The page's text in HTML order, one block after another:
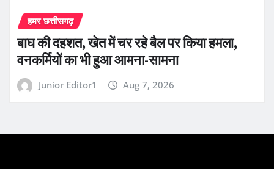
हमर छत्तीसगढ़
बाघ की दहशत, खेत में चर रहे बैल पर किया हमला,
वनकर्मियों का भी हुआ आमना-सामना
Junior Editor1 Aug 7, 2026